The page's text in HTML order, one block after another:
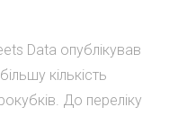
Data опублікував
кількість
До переліку